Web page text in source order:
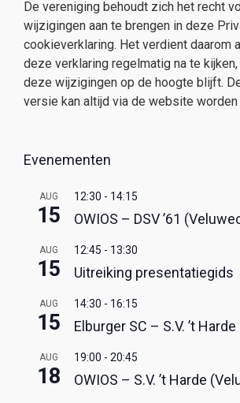
De vereniging behoudt zich het recht
wijzigingen aan te brengen in deze
cookieverklaring. Het verdient daarom
deze verklaring regelmatig na te
deze wijzigingen op de hoogte blijft.
versie kan altijd via de website
Evenementen
AUG
15
12:30 - 14:15
OWIOS – DSV ’61
AUG
15
12:45 - 13:30
Uitreiking presentatiegids
AUG
15
14:30 - 16:15
Elburger SC – S.V. ’t
AUG
18
19:00 - 20:45
OWIOS – S.V. ’t Harde